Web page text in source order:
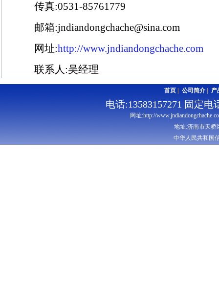
传真:0531-85761779
邮箱:jndiandongchache@sina.com
网址:http://www.jndiandongchache.com
联系人:吴经理
首页 |公司简介 产
电话:13583157271 固定
网址:http://
地址:济南市天桥
中华人民共和国